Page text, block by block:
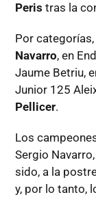
Peris tras la
Por categorías,
Navarro, en
Jaume Betriu,
Junior 125
Pellicer.
Los
Sergio
sido, a la
y, por lo tanto,